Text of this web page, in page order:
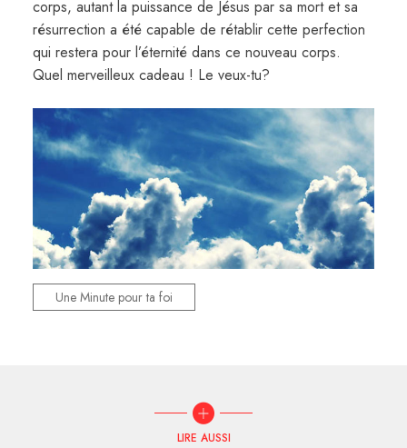
corps, autant la puissance de Jésus par sa mort et sa
résurrection a été capable de rétablir cette perfection
qui restera pour l’éternité dans ce nouveau corps.
Quel merveilleux cadeau ! Le veux-tu?
Une Minute pour ta foi
LIRE AUSSI